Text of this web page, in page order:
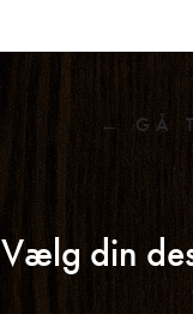
Vælg din
← GÅ